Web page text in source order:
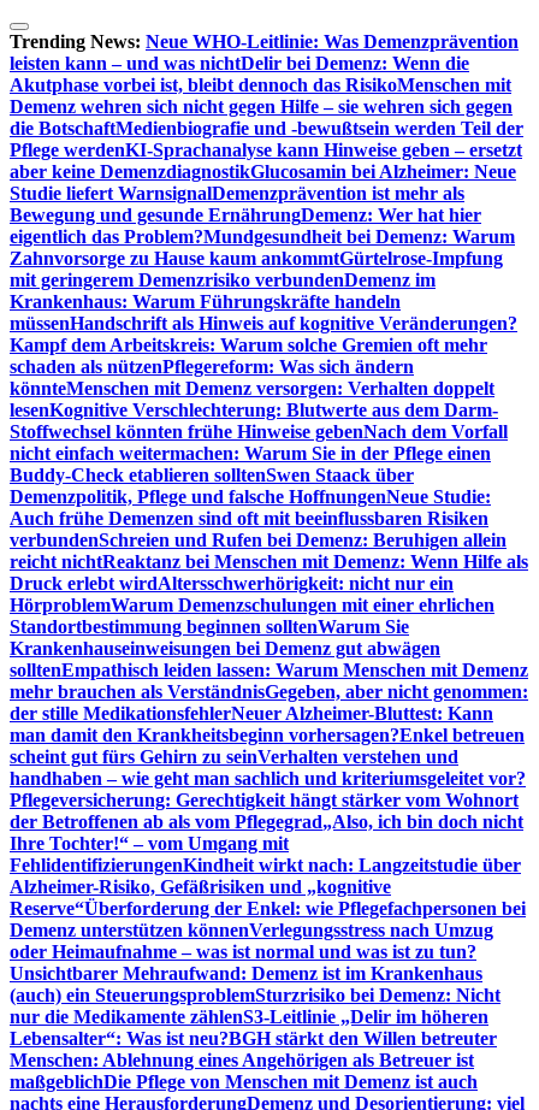
Zum
Inhalt
springen
Trending News: Neue WHO-Leitlinie: Was Demenzprävention
leisten kann – und was nichtDelir bei Demenz: Wenn die
Akutphase vorbei ist, bleibt dennoch das RisikoMenschen mit
Demenz wehren sich nicht gegen Hilfe – sie wehren sich gegen
die BotschaftMedienbiografie und -bewußtsein werden Teil der
Pflege werdenKI-Sprachanalyse kann Hinweise geben – ersetzt
aber keine DemenzdiagnostikGlucosamin bei Alzheimer: Neue
Studie liefert WarnsignalDemenzprävention ist mehr als
Bewegung und gesunde ErnährungDemenz: Wer hat hier
eigentlich das Problem?Mundgesundheit bei Demenz: Warum
Zahnvorsorge zu Hause kaum ankommtGürtelrose-Impfung
mit geringerem Demenzrisiko verbundenDemenz im
Krankenhaus: Warum Führungskräfte handeln
müssenHandschrift als Hinweis auf kognitive Veränderungen?
Kampf dem Arbeitskreis: Warum solche Gremien oft mehr
schaden als nützenPflegereform: Was sich ändern
könnteMenschen mit Demenz versorgen: Verhalten doppelt
lesenKognitive Verschlechterung: Blutwerte aus dem Darm-
Stoffwechsel könnten frühe Hinweise gebenNach dem Vorfall
nicht einfach weitermachen: Warum Sie in der Pflege einen
Buddy-Check etablieren solltenSwen Staack über
Demenzpolitik, Pflege und falsche HoffnungenNeue Studie:
Auch frühe Demenzen sind oft mit beeinflussbaren Risiken
verbundenSchreien und Rufen bei Demenz: Beruhigen allein
reicht nichtReaktanz bei Menschen mit Demenz: Wenn Hilfe als
Druck erlebt wirdAltersschwerhörigkeit: nicht nur ein
HörproblemWarum Demenzschulungen mit einer ehrlichen
Standortbestimmung beginnen solltenWarum Sie
Krankenhauseinweisungen bei Demenz gut abwägen
solltenEmpathisch leiden lassen: Warum Menschen mit Demenz
mehr brauchen als VerständnisGegeben, aber nicht genommen:
der stille MedikationsfehlerNeuer Alzheimer-Bluttest: Kann
man damit den Krankheitsbeginn vorhersagen?Enkel betreuen
scheint gut fürs Gehirn zu seinVerhalten verstehen und
handhaben – wie geht man sachlich und kriteriumsgeleitet vor?
Pflegeversicherung: Gerechtigkeit hängt stärker vom Wohnort
der Betroffenen ab als vom Pflegegrad„Also, ich bin doch nicht
Ihre Tochter!“ – vom Umgang mit
FehlidentifizierungenKindheit wirkt nach: Langzeitstudie über
Alzheimer-Risiko, Gefäßrisiken und „kognitive
Reserve“Überforderung der Enkel: wie Pflegefachpersonen bei
Demenz unterstützen könnenVerlegungsstress nach Umzug
oder Heimaufnahme – was ist normal und was ist zu tun?
Unsichtbarer Mehraufwand: Demenz ist im Krankenhaus
(auch) ein SteuerungsproblemSturzrisiko bei Demenz: Nicht
nur die Medikamente zählenS3-Leitlinie „Delir im höheren
Lebensalter“: Was ist neu?BGH stärkt den Willen betreuter
Menschen: Ablehnung eines Angehörigen als Betreuer ist
maßgeblichDie Pflege von Menschen mit Demenz ist auch
nachts eine HerausforderungDemenz und Desorientierung: viel